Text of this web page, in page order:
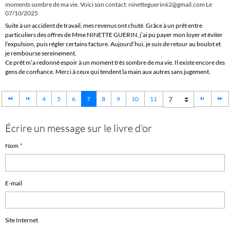
moments sombre de ma vie. Voici son contact: ninetteguerin62@gmail.com Le
07/10/2025
Suite à un accident de travail, mes revenus ont chuté. Grâce à un prêt entre
particuliers des offres de Mme NINETTE GUERIN, j’ai pu payer mon loyer et éviter
l’expulsion, puis régler certains facture. Aujourd’hui, je suis de retour au boulot et
je rembourse sereinement.
Ce prêt m’a redonné espoir à un moment très sombre de ma vie. Il existe encore des
gens de confiance. Merci à ceux qui tendent la main aux autres sans jugement.
4 5 6 7 8 9 10 11
Écrire un message sur le livre d'or
Nom
E-mail
Site Internet